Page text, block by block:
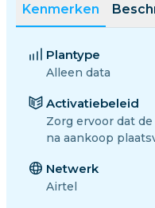
Kenmerken
Plantype
Alleen data
Activatiebeleid
Zorg ervoor dat
na aankoop
Netwerk
Airtel